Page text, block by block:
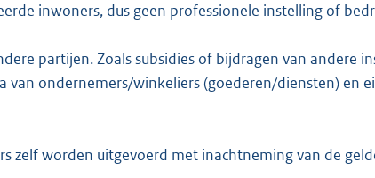
inwoners, dus geen professionele instelling of
partijen. Zoals subsidies of bijdragen van andere
ondernemers/winkeliers (goederen/diensten) en
zelf worden uitgevoerd met inachtneming van de